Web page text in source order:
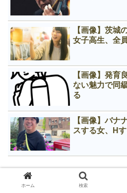
【画像】茨城
女子高生、全
【画像】発育
ない魅力で同
る
【画像】バナ
スする女、Н
この1ヶ月の人気記事
ホーム 検索